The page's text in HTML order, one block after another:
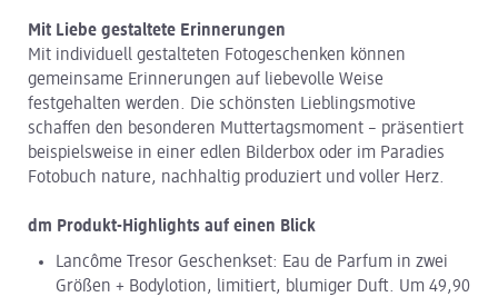
Mit Liebe gestaltete Erinnerungen
Mit individuell gestalteten Fotogeschenken können
gemeinsame Erinnerungen auf liebevolle Weise
festgehalten werden. Die schönsten Lieblingsmotive
schaffen den besonderen Muttertagsmoment – präsentiert
beispielsweise in einer edlen Bilderbox oder im Paradies
Fotobuch nature, nachhaltig produziert und voller Herz.
dm Produkt-Highlights auf einen Blick
Lancôme Tresor Geschenkset: Eau de Parfum in zwei
Größen + Bodylotion, limitiert, blumiger Duft. Um 49,90